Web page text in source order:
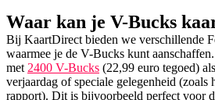
Waar kan je V-Bucks
Bij KaartDirect bieden we verschillende
waarmee je de V-Bucks kunt
met 2400 V-Bucks (22,99 euro tegoed)
verjaardag of speciale gelegenheid (zoals
rapport). Dit is bijvoorbeeld perfect voor